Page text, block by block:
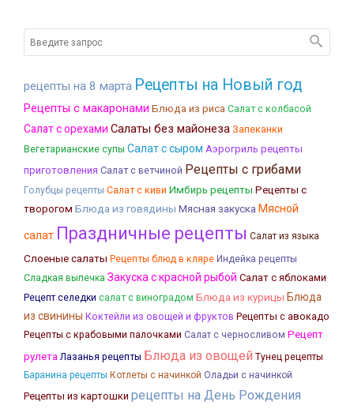
рецепты на 8 марта Рецепты на Новый год
Рецепты с макаронами Блюда из риса Салат с колбасой
Салат с орехами Салаты без майонеза Запеканки
Вегетарианские супы Салат с сыром Аэрогриль рецепты
приготовления Салат с ветчиной Рецепты с грибами
Голубцы рецепты Салат с киви Имбирь рецепты Рецепты с
творогом Блюда из говядины Мясная закуска Мясной
салат Праздничные рецепты Салат из языка
Слоеные салаты Рецепты блюд в кляре Индейка рецепты
Сладкая выпечка Закуска с красной рыбой Салат с яблоками
Рецепт селедки салат с виноградом Блюда из курицы Блюда
из свинины Коктейли из овощей и фруктов Рецепты с авокадо
Рецепты с крабовыми палочками Салат с черносливом Рецепт
рулета Лазанья рецепты Блюда из овощей Тунец рецепты
Баранина рецепты Котлеты с начинкой Оладьи с начинкой
Рецепты из картошки рецепты на День Рождения